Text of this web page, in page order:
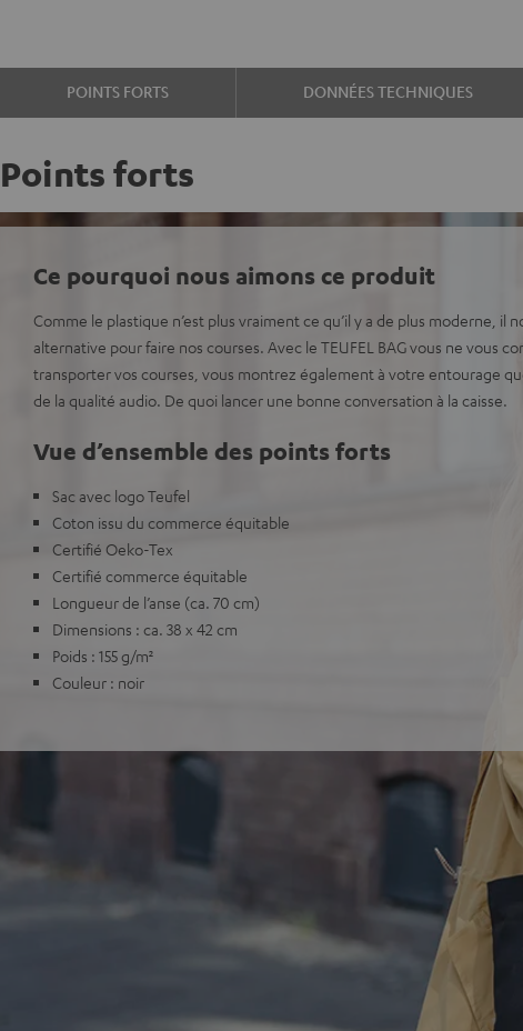
POINTS FORTS DONNÉES TECHNIQUES
Points forts
Ce pourquoi nous aimons ce produit
Comme le plastique n’est plus vraiment ce qu’il y a de plus moderne, il
alternative pour faire nos courses. Avec le TEUFEL BAG vous ne vous
transporter vos courses, vous montrez également à votre entourage
de la qualité audio. De quoi lancer une bonne conversation à la caisse.
Vue d’ensemble des points forts
Sac avec logo Teufel
Coton issu du commerce équitable
Certifié Oeko-Tex
Certifié commerce équitable
Longueur de l’anse (ca. 70 cm)
Dimensions : ca. 38 x 42 cm
Poids : 155 g/m²
Couleur : noir